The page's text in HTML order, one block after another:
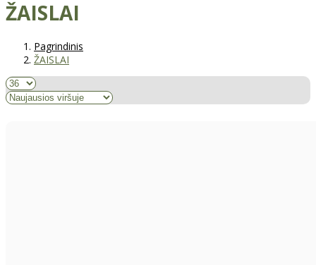
ŽAISLAI
Pagrindinis
ŽAISLAI